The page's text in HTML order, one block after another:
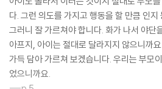
4. 생활습관
가정생활
아이의 생활을 일정하게 유지해요.
준비된 아침을 맞이해요.
평화롭게 아이를 깨워요.
다. 그런 의도를 가지고 행동을 할 만큼 인
그러니 잘 가르쳐야 합니다. 화가 나서 야단
아프지, 아이는 절대로 달라지지 않으니까
가득 담아 가르쳐 보겠습니다. 우리는 부모
었으니까요.